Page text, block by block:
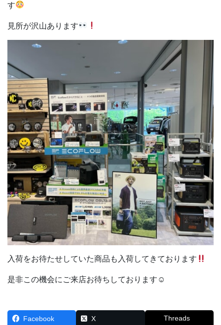
す
見所が沢山あります
入荷をお待たせしていた商品も入荷してきております
是非この機会にご来店お待ちしております☺︎
Facebook X Threads